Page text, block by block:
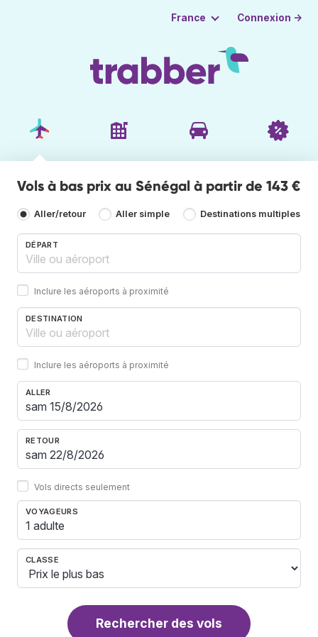
France Connexion →
Vols à bas prix au Sénégal à partir de 143 €
Aller/retour Aller simple Destinations multiples
DÉPART
Inclure les aéroports à proximité
DESTINATION
Inclure les aéroports à proximité
ALLER
RETOUR
Vols directs seulement
VOYAGEURS
1 adulte
CLASSE
Rechercher des vols